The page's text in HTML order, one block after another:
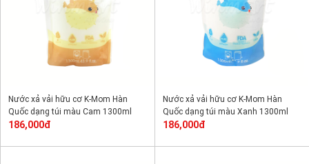
Nước xả vải hữu cơ K-Mom Hàn
Quốc dạng túi màu Cam 1300ml
186,000đ
Nước xả vải hữu cơ K-Mom Hàn
Quốc dạng túi màu Xanh 1300ml
186,000đ